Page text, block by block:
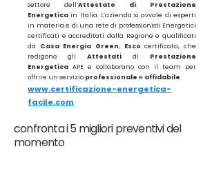
settore dell’Attestato di Prestazione
Energetica in Italia. L’azienda si avvale di esperti
in materia e di una rete di professionisti Energetici
certificati e accreditati dalla Regione e qualificati
da
Casa Energia Green, Escocertificata, che
redigono gli Attestati di Prestazione
Energetica APE e collaborano con il team per
offrire un servizio professionale e affidabile.
www.certificazione-energetica-
facile.com
confronta i 5 migliori preventivi del
momento